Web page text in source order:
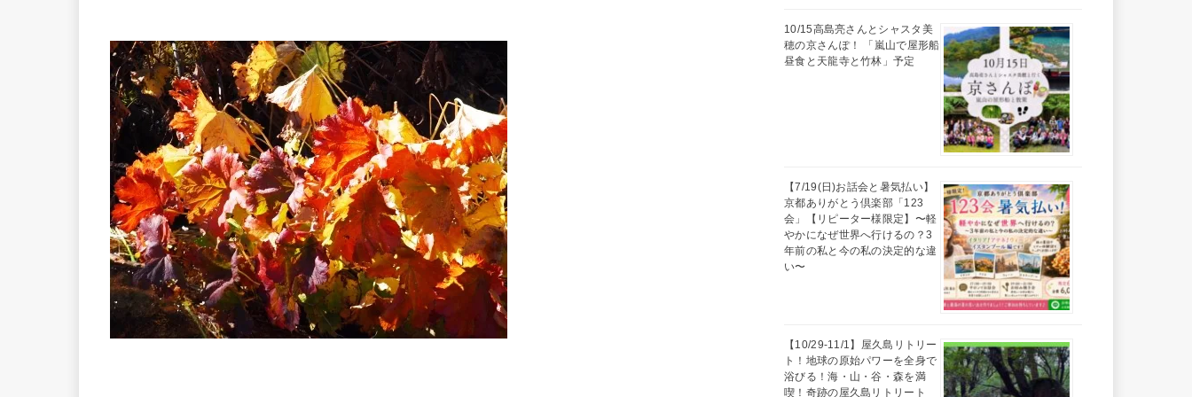
10/15高島亮さんとシャスタ美
穂の京さんぽ！ 「嵐山で屋形船
昼食と天龍寺と竹林」予定
【7/19(日)お話会と暑気払い】
京都ありがとう倶楽部「123
会」【リピーター様限定】〜軽
やかになぜ世界へ行けるの？3
年前の私と今の私の決定的な違
い〜
【10/29-11/1】屋久島リトリー
ト！地球の原始パワーを全身で
浴びる！海・山・谷・森を満
喫！奇跡の屋久島リトリート